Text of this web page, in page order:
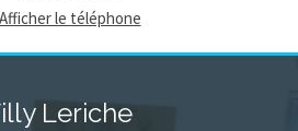
Afficher le téléphone
Leriche